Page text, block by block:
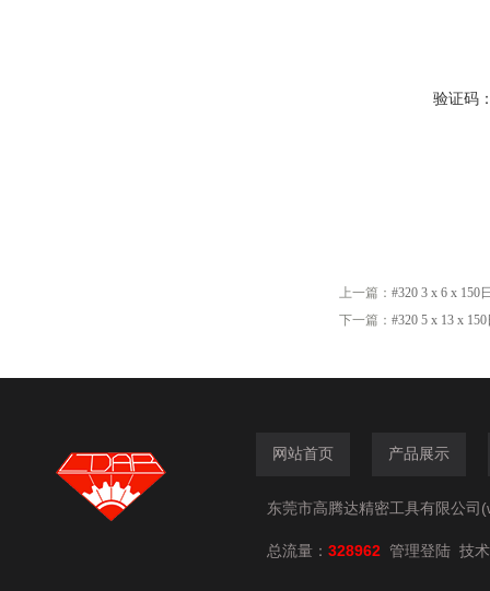
验证码
上一篇： #320 3 x 6 x 150
下一篇： #320 5 x 13 x
网站首页 产品展示
东莞市高腾达精密工具有限公司
总流量： 328962 管理登陆 技